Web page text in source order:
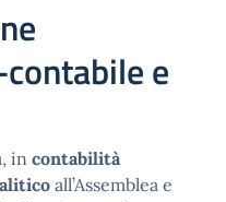
e
incontabilità
all’Assemblea e